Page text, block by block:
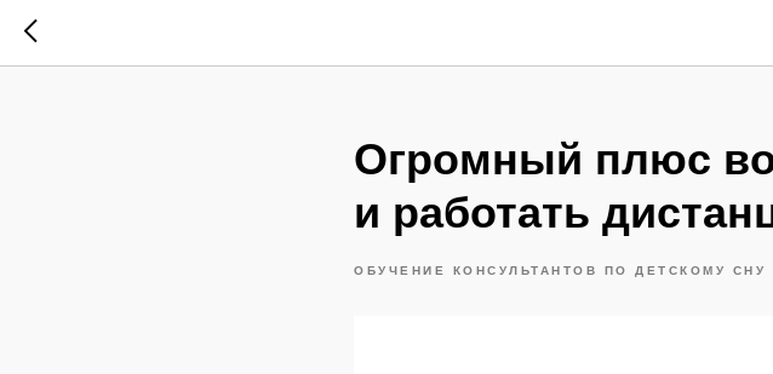
Огромный плюс
и работать
ОБУЧЕНИЕ КОНСУЛЬТАНТОВ ПО ДЕТСКОМУ СНУ